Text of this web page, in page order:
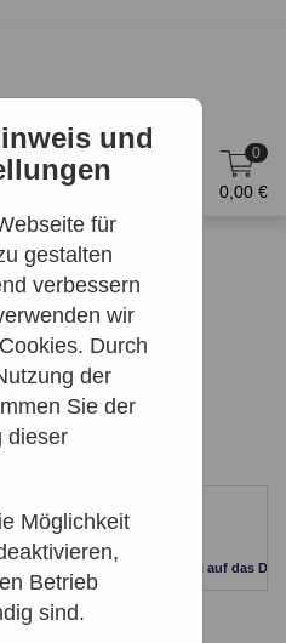
und
für
gestalten
verbessern
wir
Durch
der
Sie der
dieser
Möglichkeit
Betrieb
sind.
0
0,00 €
Ergebnisse gefunden
aus. Klicken Sie Bitte dazu auf das